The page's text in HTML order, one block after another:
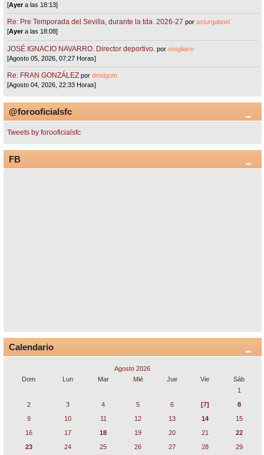
[Ayera las 18:13]
Re: Pre Temporada del Sevilla, durante la tda. 2026-27 porasturgabriel
[Ayera las 18:08]
JOSÉ IGNACIO NAVARRO. Director deportivo. porsivigliano
[Agosto 05, 2026, 07:27 Horas]
Re: FRAN GONZÁLEZ pordrodgom
[Agosto 04, 2026, 22:33 Horas]
@forooficialsfc
Tweets by forooficialsfc
FB
Calendario
Agosto 2026
Dom
Lun Mar Mié Jue Vie
Sáb
1
2
3 4 5 6 [7]
8
9
10 11 12 13 14
15
16
17 18 19 20 21
22
23
24 25 26 27 28 29